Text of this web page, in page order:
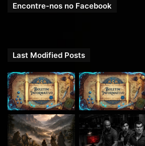
Encontre-nos no Facebook
Last Modified Posts